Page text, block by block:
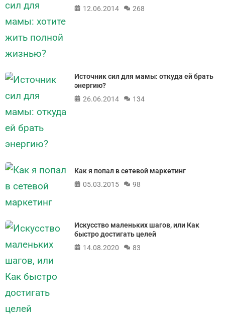
12.06.2014
268
Источник сил для мамы: откуда ей брать
энергию?
26.06.2014
134
Как я попал в сетевой маркетинг
05.03.2015
98
Искусство маленьких шагов, или Как
быстро достигать целей
14.08.2020
83